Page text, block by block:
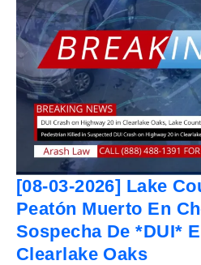
[08-03-2026] Lake
Peatón Muerto En
Sospecha De *DUI*
Clearlake Oaks